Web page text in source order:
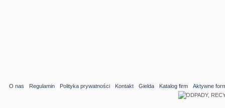
O nas Regulamin Polityka prywatności Kontakt Gielda Katalog firm Aktywne